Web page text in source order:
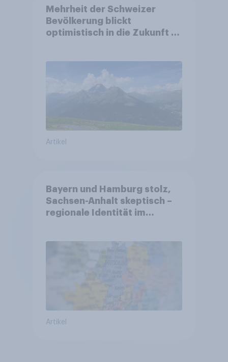
Mehrheit der Schweizer
Bevölkerung blickt
optimistisch in die Zukunft –
Altersvorsorge
Artikel
Bayern und Hamburg stolz,
Sachsen-Anhalt skeptisch –
regionale Identität im
Artikel